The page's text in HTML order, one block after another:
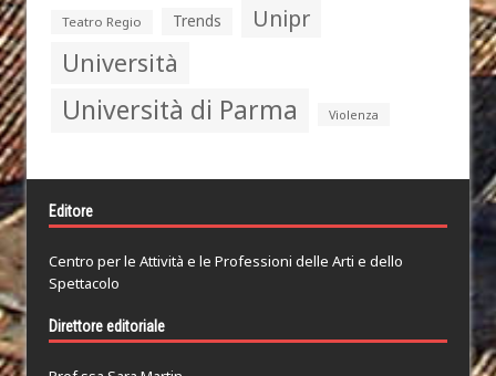
Teatro Regio Trends Unipr
Università
Università di Parma Violenza
Editore
Centro per le Attività e le Professioni delle Arti e dello
Spettacolo
Direttore editoriale